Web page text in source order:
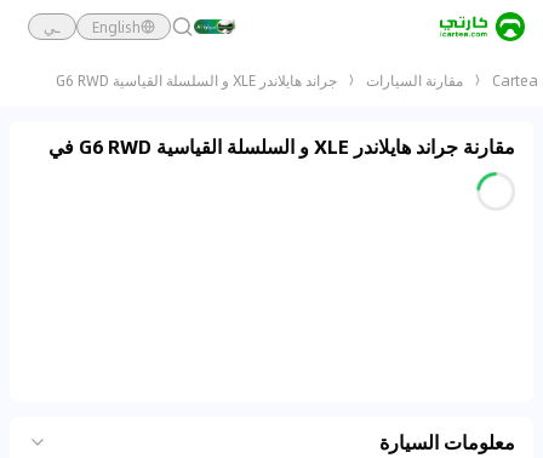
English ـي
Cartea مقارنة السيارات جراند هايلاندر XLE و السلسلة القياسية G6 RWD
مقارنة جراند هايلاندر XLE و السلسلة القياسية G6 RWD في
معلومات السيارة